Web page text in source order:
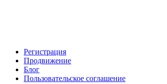
Регистрация
Продвижение
Блог
Пользовательское соглашение